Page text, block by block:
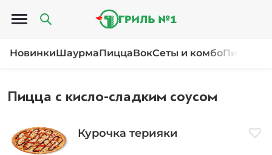
Открыть меню
НовинкиШаурмаПиццаВокСеты и комбоПироги
Пицца с кисло-сладким соусом
Курочка терияки